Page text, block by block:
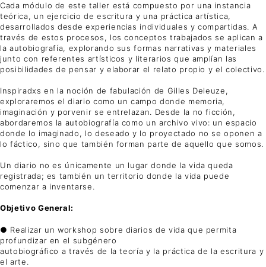
Cada módulo de este taller está compuesto por una instancia
teórica, un ejercicio de escritura y una práctica artística,
desarrollados desde experiencias individuales y compartidas. A
través de estos procesos, los conceptos trabajados se aplican a
la autobiografía, explorando sus formas narrativas y materiales
junto con referentes artísticos y literarios que amplían las
posibilidades de pensar y elaborar el relato propio y el colectivo.
Inspiradxs en la noción de fabulación de Gilles Deleuze,
exploraremos el diario como un campo donde memoria,
imaginación y porvenir se entrelazan. Desde la no ficción,
abordaremos la autobiografía como un archivo vivo: un espacio
donde lo imaginado, lo deseado y lo proyectado no se oponen a
lo fáctico, sino que también forman parte de aquello que somos.
Un diario no es únicamente un lugar donde la vida queda
registrada; es también un territorio donde la vida puede
comenzar a inventarse.
Objetivo General:
● Realizar un workshop sobre diarios de vida que permita
profundizar en el subgénero
autobiográfico a través de la teoría y la práctica de la escritura y
el arte.